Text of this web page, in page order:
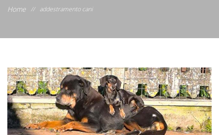
Home // addestramento cani